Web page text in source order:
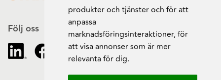
produkter och tjänster och för att
anpassa
marknadsföringsinteraktioner,för
att visa annonser som är mer
relevanta för dig.
Följ oss